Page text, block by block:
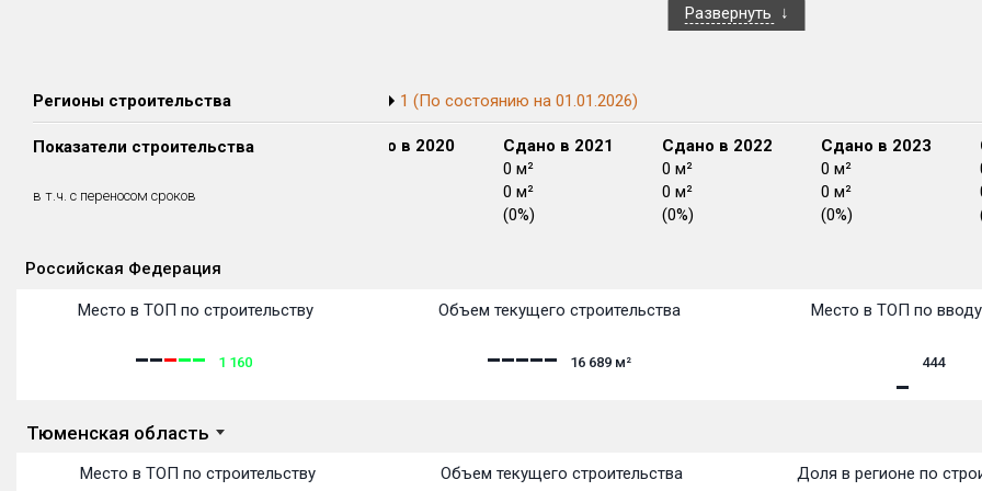
Развернуть
Регионы строительства 1 (По состоянию на 01.01.2026)
Показатели строительства
в т.ч. с переносом сроков
Сдано в 2018
0 м²
Сдано в 2019
0 м²
Сдано в 2020
Сдано в 2021
0 м²
0 м²
(0%)
Сдано в 2022
0 м²
0 м²
(0%)
Сдано в 2023
0 м²
0 м²
(0%)
Российская Федерация
Место в ТОП по строительству
1 160
Объем текущего строительства
16 689 м²
Место в ТОП по
444
Тюменская область
Место в ТОП по строительству Объем текущего строительства Доля в регионе по